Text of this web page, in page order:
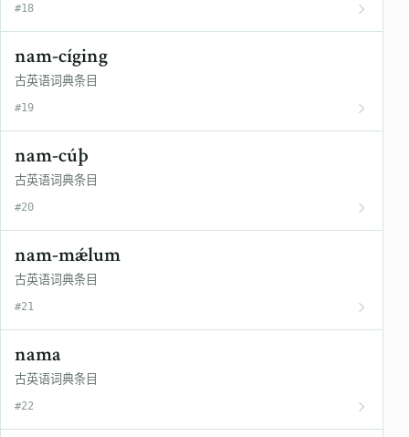
#18
nam-cíging
古英语词典条目
#19
nam-cúþ
古英语词典条目
#20
nam-mǽlum
古英语词典条目
#21
nama
古英语词典条目
#22